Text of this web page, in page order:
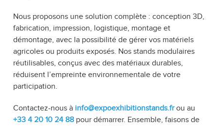
Nous proposons une solution complète : conception 3D,
fabrication, impression, logistique, montage et
démontage, avec la possibilité de gérer vos matériels
agricoles ou produits exposés. Nos stands modulaires
réutilisables, conçus avec des matériaux durables,
réduisent l’empreinte environnementale de votre
participation.
Contactez-nous à info@expoexhibitionstands.frou au
+33 4 20 10 24 88 pour démarrer. Ensemble, faisons de